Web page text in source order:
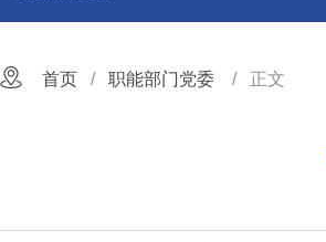
首页 职能部门党委 正文